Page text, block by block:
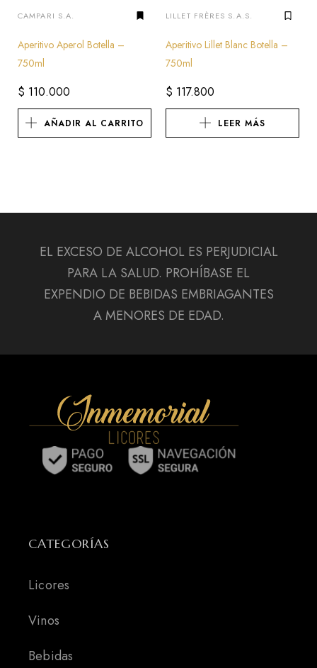
CAMPARI S.A.
Aperitivo Aperol Botella –
750ml
$ 110.000
AÑADIR AL CARRITO
LILLET FRÈRES S.A.S.
Aperitivo Lillet Blanc Botella –
750ml
$ 117.800
LEER MÁS
EL EXCESO DE ALCOHOL ES PERJUDICIAL
PARA LA SALUD. PROHÍBASE EL
EXPENDIO DE BEBIDAS EMBRIAGANTES
A MENORES DE EDAD.
CATEGORÍAS
Licores
Vinos
Bebidas